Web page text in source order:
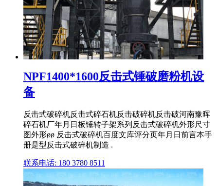
NPF1400*1600反击式锤破磨粉机设
备
反击式破碎机反击式碎石机反击破碎机反击破河南豫晖
碎石机厂年月日板锤转子架系列反击式破碎机外形尺寸
图外形øø 反击式破碎机百度文库评分页年月日前言本手
册是型反击式破碎机制造 .
联系电话: 180 3780 8511